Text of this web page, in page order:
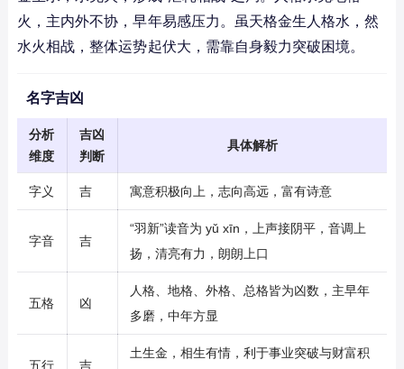
火，主内外不协，早年易感压力。虽天格金生人格水，然
水火相战，整体运势起伏大，需靠自身毅力突破困境。
名字吉凶
分析
维度
吉凶
判断
具体解析
字义 吉 寓意积极向上，志向高远，富有诗意
字音 吉
“羽新”读音为 yǔ xīn，上声接阴平，音调上
扬，清亮有力，朗朗上口
五格 凶
人格、地格、外格、总格皆为凶数，主早年
多磨，中年方显
五行 吉
土生金，相生有情，利于事业突破与财富积